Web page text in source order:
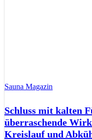
Sauna Magazin
Schluss mit kalten
überraschende
Kreislauf und